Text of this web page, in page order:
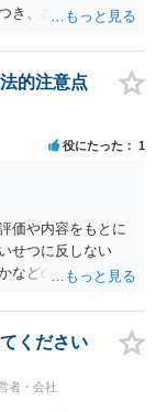
き、さらなる精査
有効性を争うこと
的注意点
役にたった 1
価や内容をもとに
せつに反しない
などの検討が必要
ください
者・会社